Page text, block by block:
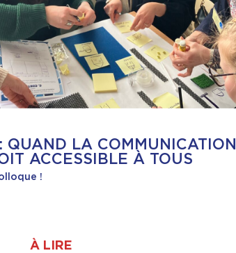
QUAND LA COMMUNICATION
ACCESSIBLE À TOUS
!
À LIRE